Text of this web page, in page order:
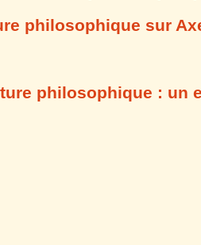
philosophique sur
philosophique : un